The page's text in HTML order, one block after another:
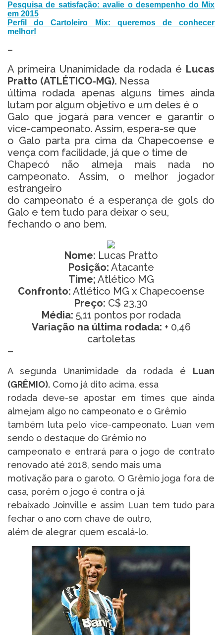
Pesquisa de satisfação: avalie o desempenho do Mix
em 2015
Perfil do Cartoleiro Mix: queremos de conhecer
melhor!
–
A primeira Unanimidade da rodada é Lucas
Pratto (ATLÉTICO-MG). Nessa
última rodada apenas alguns times ainda
lutam por algum objetivo e um deles é o
Galo que jogará para vencer e garantir o
vice-campeonato. Assim, espera-se que
o Galo parta pra cima da Chapecoense e
vença com facilidade, já que o time de
Chapecó não almeja mais nada no
campeonato. Assim, o melhor jogador
estrangeiro
do campeonato é a esperança de gols do
Galo e tem tudo para deixar o seu,
fechando o ano bem.
Nome: Lucas Pratto
Posição: Atacante
Time; Atlético MG
Confronto: Atlético MG x Chapecoense
Preço: C$ 23,30
Média: 5,11 pontos por rodada
Variação na última rodada: + 0,46
cartoletas
–
A segunda Unanimidade da rodada é Luan
(GRÊMIO). Como já dito acima, essa
rodada deve-se apostar em times que ainda
almejam algo no campeonato e o Grêmio
também luta pelo vice-campeonato. Luan vem
sendo o destaque do Grêmio no
campeonato e entrará para o jogo de contrato
renovado até 2018, sendo mais uma
motivação para o garoto. O Grêmio joga fora de
casa, porém o jogo é contra o já
rebaixado Joinville e assim Luan tem tudo para
fechar o ano com chave de outro,
além de alegrar quem escalá-lo.